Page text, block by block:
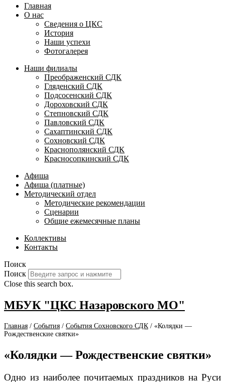
Главная
О нас
Сведения о ЦКС
История
Наши успехи
Фотогалерея
Наши филиалы
Преображенский СДК
Гляденский СДК
Подсосенский СДК
Дороховский СДК
Степновский СДК
Павловский СДК
Сахаптинский СДК
Сохновский СДК
Краснополянский СДК
Красносопкинский СДК
Афиша
Афиша (платные)
Методический отдел
Методические рекомендации
Сценарии
Общие ежемесячные планы
Коллективы
Контакты
Поиск
Поиск
Close this search box.
МБУК "ЦКС Назаровского МО"
Главная / События / События Сохновского СДК / «Колядки —
Рождественские святки»
«Колядки — Рождественские святки»
Одно из наиболее почитаемых праздников на Руси